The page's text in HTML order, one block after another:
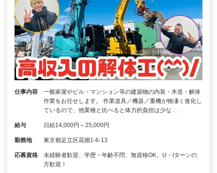
仕事内容
一般家屋やビル・マンション等の建築物の内装・木造・解体
作業をお任せします。 作業道具／機器／重機が物凄く進化し
ているので、他業種と比べると体力的負担は少な…
給与 日給14,000円～25,000円
勤務地 東京都足立区花畑1-6-13
応募資格
未経験者歓迎、学歴・年齢不問、無資格OK、U・Iターンの
方歓迎！